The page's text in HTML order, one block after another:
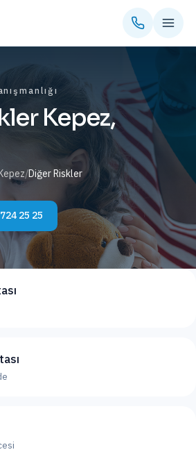
Kepez,
/Diğer Riskler
25 25